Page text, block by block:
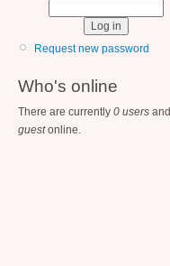
Request new password
Who's online
There are currently 0 users and
guestonline.